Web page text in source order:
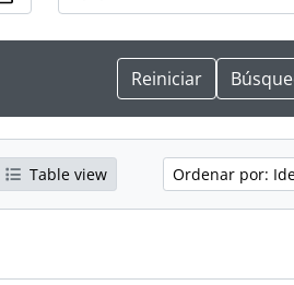
Table view Ordenar por: